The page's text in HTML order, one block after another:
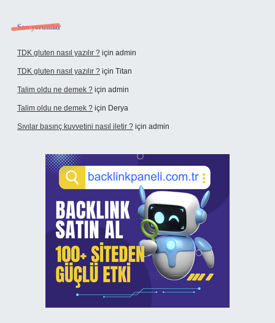
Son yorumlar
TDK gluten nasıl yazılır ? için admin
TDK gluten nasıl yazılır ? için Titan
Talim oldu ne demek ? için admin
Talim oldu ne demek ? için Derya
Sıvılar basınç kuvvetini nasıl iletir ? için admin